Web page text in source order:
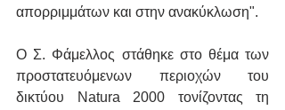
απορριμμάτων και στην ανακύκλωση".
Ο Σ. Φάμελλος στάθηκε στο θέμα των
προστατευόμενων περιοχών του
δικτύου Natura 2000 τονίζοντας τη